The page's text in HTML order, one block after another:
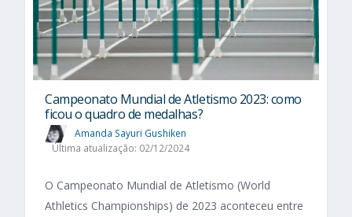
Campeonato Mundial de Atletismo 2023: como
ficou o quadro de medalhas?
Amanda Sayuri Gushiken
Última atualização: 02/12/2024
O Campeonato Mundial de Atletismo (World
Athletics Championships) de 2023 aconteceu entre